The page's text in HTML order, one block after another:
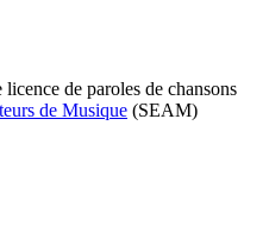
de paroles de chansons
de Musique (SEAM)